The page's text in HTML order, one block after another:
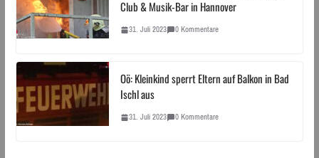
Club & Musik-Bar in Hannover
31. Juli 2023 0 Kommentare
Oö: Kleinkind sperrt Eltern auf Balkon in Bad
Ischl aus
31. Juli 2023 0 Kommentare